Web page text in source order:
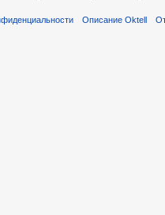
Описание Oktell